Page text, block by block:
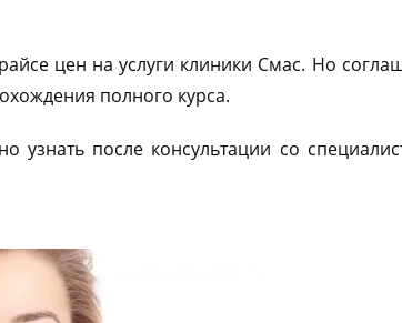
цен на услуги клиники Смас. Но
полного курса.
после консультации со